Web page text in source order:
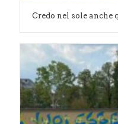
Credo nel sole anche